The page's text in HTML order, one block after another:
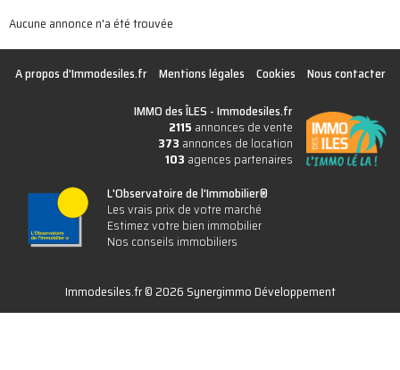
Aucune annonce n'a été trouvée
A propos d'Immodesiles.fr Mentions légales Cookies
Nous contacter
IMMO des ÎLES -Immodesiles.fr
2115 annonces de vente
373 annonces de location
103 agences partenaires
L'Observatoire de l'Immobilier®
Les vrais prix de votre marché
Estimez votre bien immobilier
Nos conseils immobiliers
Immodesiles.fr © 2026 Synergimmo Développement